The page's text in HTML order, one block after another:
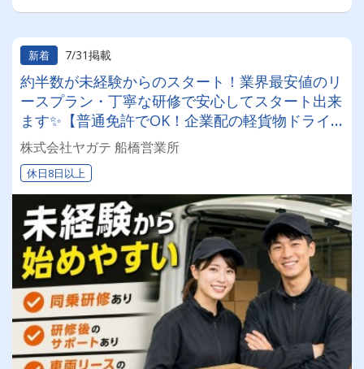
新着 7/31掲載
約半数が未経験からのスタート！業界最安値のリ
ースプラン・丁寧な研修で安心してスタート出来
ます✨【普通免許でOK！企業配の軽貨物ドライ
バー！！】日払い・週払いOK♪しっかり稼いで生
活安定♪＼社員登用実績あり◎キャリアアップも
狙えます！／
株式会社ヤガテ 船橋営業所
休日8日以上